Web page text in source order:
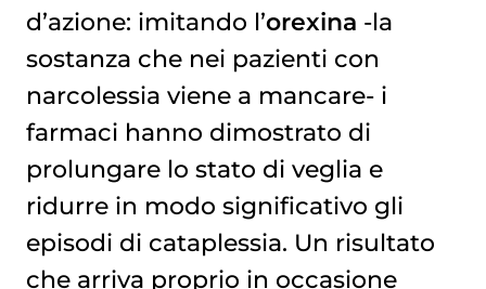
d’azione: imitando l’orexina -la
sostanza che nei pazienti con
narcolessia viene a mancare- i
farmaci hanno dimostrato di
prolungare lo stato di veglia e
ridurre in modo significativo gli
episodi di cataplessia. Un risultato
che arriva proprio in occasione